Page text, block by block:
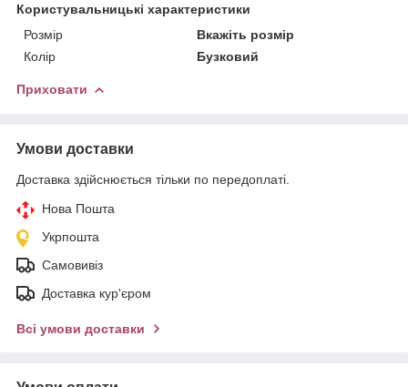
Користувальницькі характеристики
Розмір
Вкажіть розмір
Колір
Бузковий
Приховати
Умови доставки
Доставка здійснюється тільки по передоплаті.
Нова Пошта
Укрпошта
Самовивіз
Доставка кур'єром
Всі умови доставки